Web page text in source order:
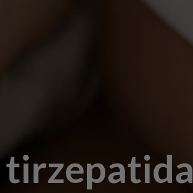
tirzepatida